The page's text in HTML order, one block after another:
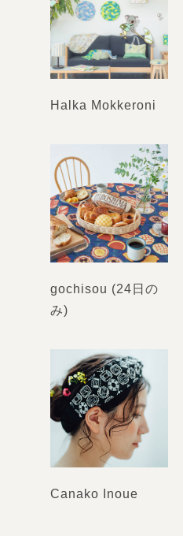
Halka Mokkeroni
gochisou (24日の
み)
Canako Inoue